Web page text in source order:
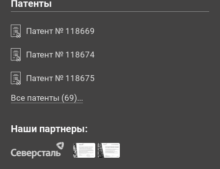
Патенты
Патент № 118669
Патент № 118674
Патент № 118675
Все патенты (69)...
Наши партнеры: